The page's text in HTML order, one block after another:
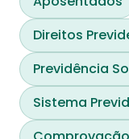
Direitos
Previdência
Sistema